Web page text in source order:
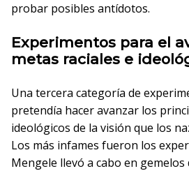
probar posibles antídotos.
Experimentos para el
metas raciales e
Una tercera categoría de
pretendía hacer avanzar los
ideológicos de la visión que los
Los más infames fueron los
Mengele llevó a cabo en gemelos